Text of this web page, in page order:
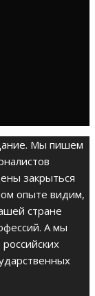
Мы пишем
закрыться
опыте видим,
стране
А мы